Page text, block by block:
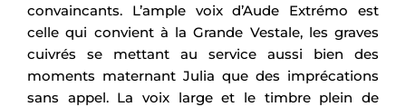
convaincants. L’ample voix d’Aude Extrémo est
celle qui convient à la Grande Vestale, les graves
cuivrés se mettant au service aussi bien des
moments maternant Julia que des imprécations
sans appel. La voix large et le timbre plein de